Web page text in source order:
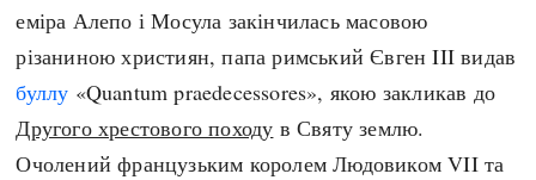
еміра Алепо і Мосула закінчилась масовою
різаниною християн, папа римський Євген III видав
буллу «Quantum praedecessores», якою закликав до
Другого хрестового походу в Святу землю.
Очолений французьким королем Людовиком VII та